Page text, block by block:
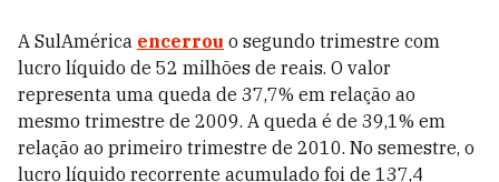
A SulAmérica encerrou o segundo trimestre com
lucro líquido de 52 milhões de reais. O valor
representa uma queda de 37,7% em relação ao
mesmo trimestre de 2009. A queda é de 39,1% em
relação ao primeiro trimestre de 2010. No semestre, o
lucro líquido recorrente acumulado foi de 137,4